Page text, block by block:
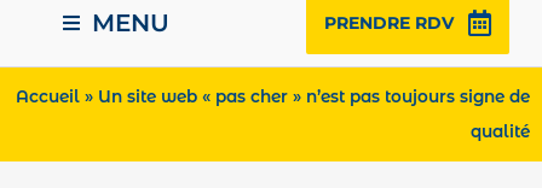
MENU PRENDRE RDV
Accueil » Un site web « pas cher » n’est pas toujours signe de
qualité